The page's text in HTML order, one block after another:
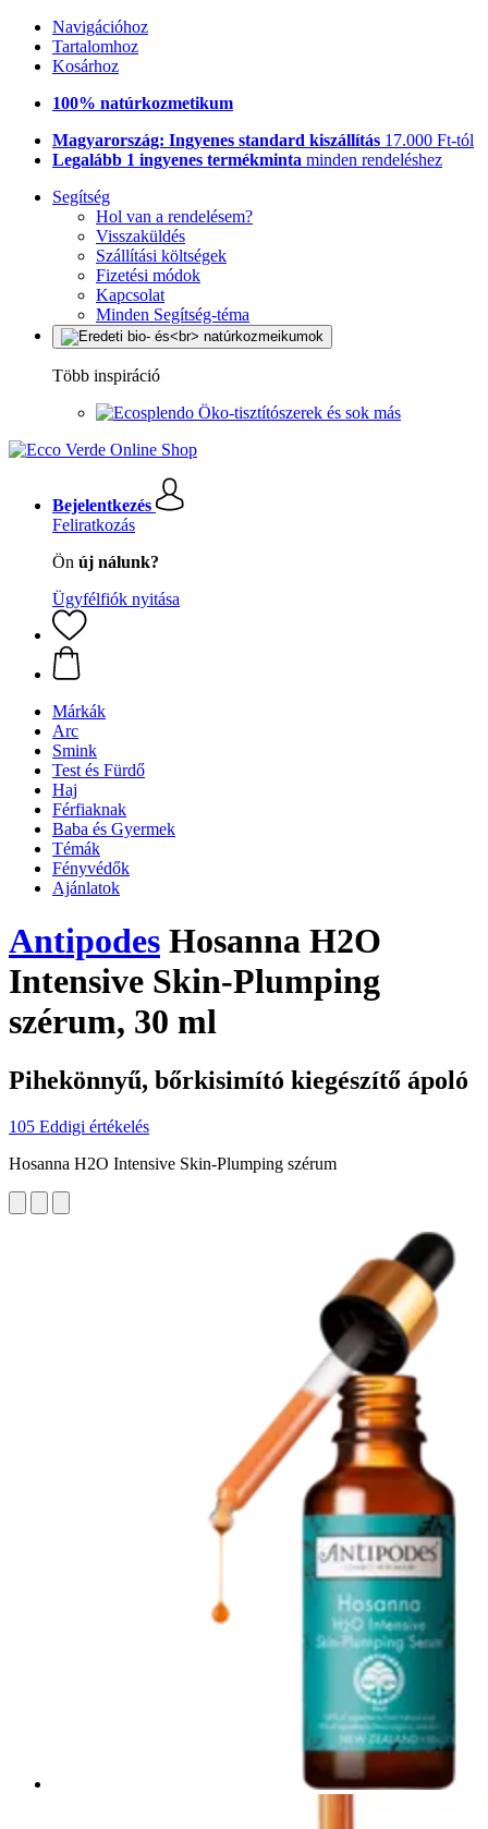
Navigációhoz
Tartalomhoz
Kosárhoz
100% natúrkozmetikum
Magyarország: Ingyenes standard kiszállítás 17.000 Ft-tól
Legalább 1 ingyenes termékminta minden rendeléshez
Segítség
Hol van a rendelésem?
Visszaküldés
Szállítási költségek
Fizetési módok
Kapcsolat
Minden Segítség-téma
Több inspiráció
Öko-tisztítószerek és sok más
Bejelentkezés
Feliratkozás
Ön új nálunk?
Ügyfélfiók nyitása
Márkák
Arc
Smink
Test és Fürdő
Haj
Férfiaknak
Baba és Gyermek
Témák
Fényvédők
Ajánlatok
Antipodes Hosanna H2O
Intensive Skin-Plumping
szérum, 30 ml
Pihekönnyű, bőrkisimító kiegészítő ápoló
105 Eddigi értékelés
Hosanna H2O Intensive Skin-Plumping szérum